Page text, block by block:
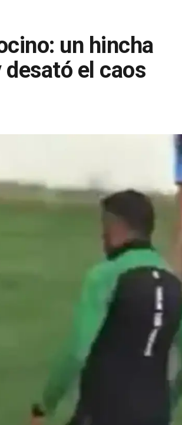
un hincha
el caos